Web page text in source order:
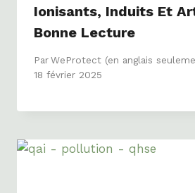
Ionisants, Induits Et
Bonne Lecture
ParWeProtect (en anglais
18 février 2025